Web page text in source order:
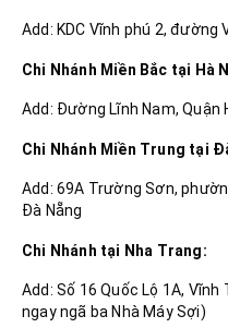
Add: KDC Vĩnh phú 2, đường
Chi Nhánh Miền Bắc tại Hà
Add: Đường Lĩnh Nam, Quận
Chi Nhánh Miền Trung tại
Add: 69A Trường Sơn,
Đà Nẵng
Chi Nhánh tại Nha Trang:
Add: Số 16 Quốc Lộ 1A,
ngay ngã ba Nhà Máy Sợi)